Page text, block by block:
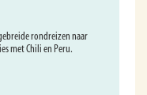
rondreizen naar
met Chili en Peru.